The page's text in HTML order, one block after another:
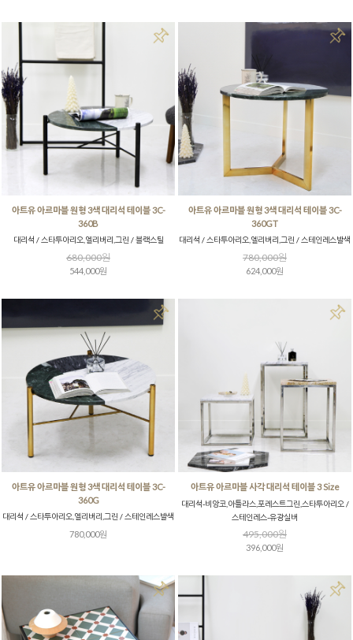
아트유 아르마블 원형 3색 대리석 테이블 3C-
360B
대리석 / 스타투아리오,엘리버리,그린 / 블랙스틸
680,000원
544,000원
아트유 아르마블 원형 3색 대리석 테이블 3C-
360GT
대리석 / 스타투아리오,엘리버리,그린 / 스테인레스발색
780,000원
624,000원
아트유 아르마블 원형 3색 대리석 테이블 3C-
360G
대리석 / 스타투아리오,엘리버리,그린 / 스테인레스발색
780,000원
아트유 아르마블 사각 대리석 테이블 3 Size
대리석-비앙코,아틀라스,포레스트그린,스타투아리오 /
스테인레스-유광실버
495,000원
396,000원